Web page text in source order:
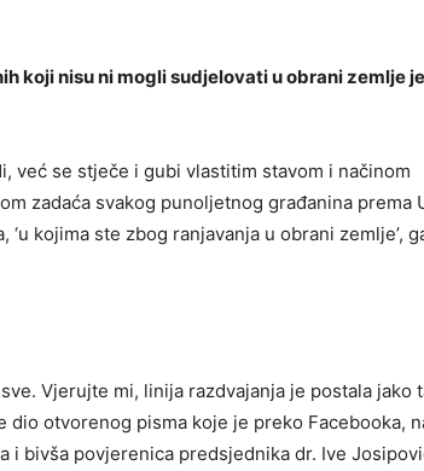
koji nisu ni mogli sudjelovati u obrani zemlje
već se stječe i gubi vlastitim stavom i načinom
zadaća svakog punoljetnog građanina prema
kojima ste zbog ranjavanja u obrani zemlje’,
Vjerujte mi, linija razdvajanja je postala jako
otvorenog pisma koje je preko Facebooka,
i bivša povjerenica predsjednika dr. Ive